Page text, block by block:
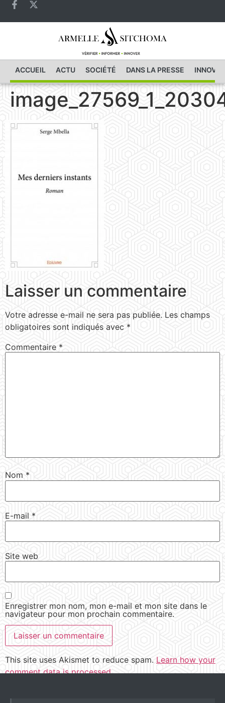
ACCUEIL ACTU SOCIÉTÉ DANS LA PRESSE
Laisser un commentaire
Votre adresse e-mail ne sera pas publiée. Les champs
obligatoires sont indiqués avec *
Commentaire *
Nom *
E-mail *
Site web
Enregistrer mon nom, mon e-mail et mon site dans le
navigateur pour mon prochain commentaire.
This site uses Akismet to reduce spam. Learn how your
comment data is processed.